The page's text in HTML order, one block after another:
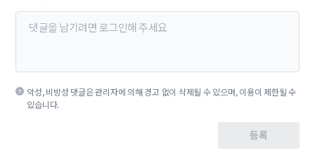
악성, 비방성 댓글은 관리자에 의해 경고 없이 삭제될 수 있으며, 이용이 제한될 수
있습니다.
등록